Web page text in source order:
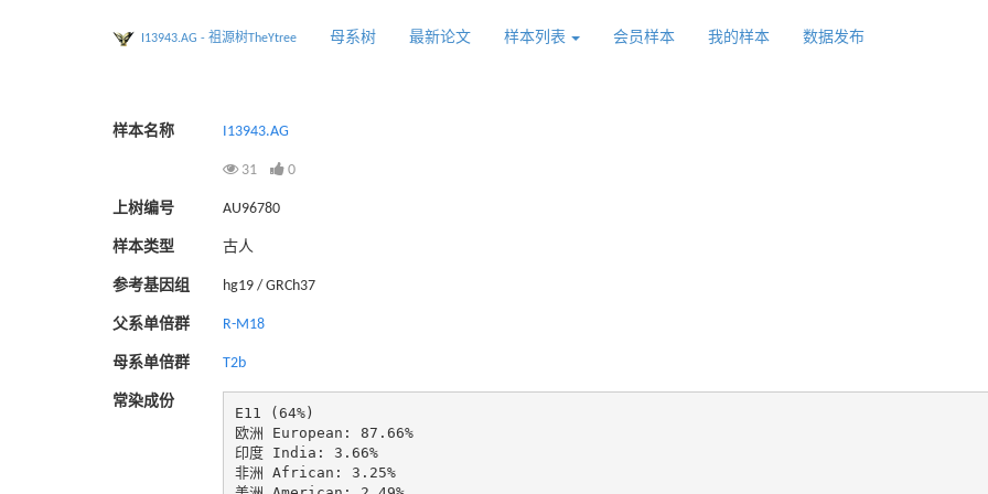
I13943.AG - 祖源树TheYtree 母系树 最新论文 样本列表 会员样本 我的样本 数据发布
样本名称 I13943.AG
31 0
上树编号 AU96780
样本类型 古人
参考基因组 hg19 / GRCh37
父系单倍群 R-M18
母系单倍群 T2b
常染成份
E11 (64%)
欧洲 European: 87.66%
印度 India: 3.66%
非洲 African: 3.25%